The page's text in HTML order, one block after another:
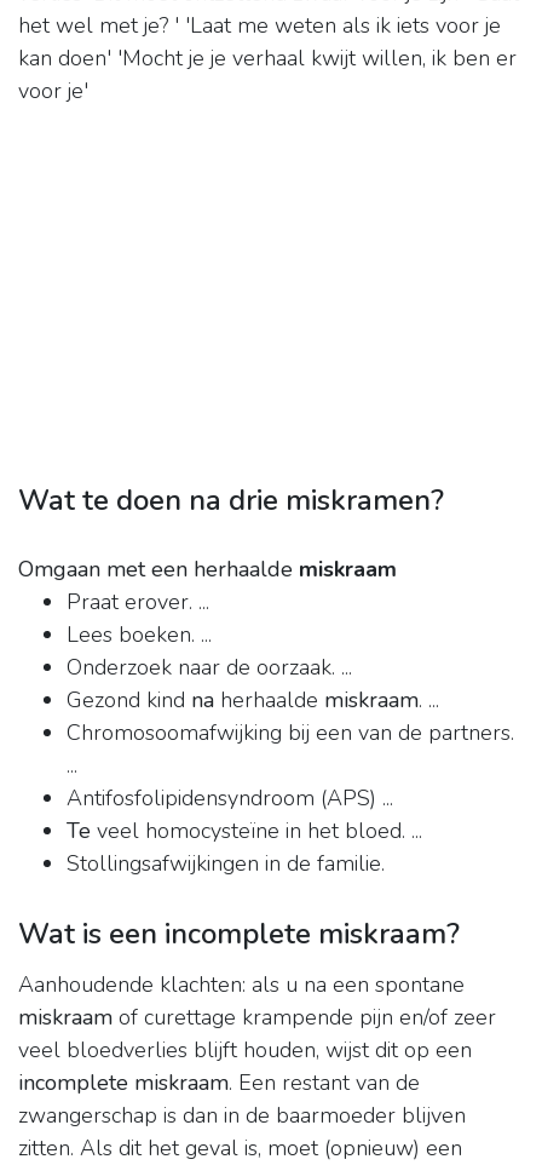
het wel met je? ' 'Laat me weten als ik iets voor je
kan doen' 'Mocht je je verhaal kwijt willen, ik ben er
voor je'
Wat te doen na drie miskramen?
Omgaan met een herhaalde miskraam
Praat erover. ...
Lees boeken. ...
Onderzoek naar de oorzaak. ...
Gezond kind na herhaalde miskraam. ...
Chromosoomafwijking bij een van de partners.
...
Antifosfolipidensyndroom (APS) ...
Te veel homocysteïne in het bloed. ...
Stollingsafwijkingen in de familie.
Wat is een incomplete miskraam?
Aanhoudende klachten: als u na een spontane
miskraam of curettage krampende pijn en/of zeer
veel bloedverlies blijft houden, wijst dit op een
incomplete miskraam. Een restant van de
zwangerschap is dan in de baarmoeder blijven
zitten. Als dit het geval is, moet (opnieuw) een